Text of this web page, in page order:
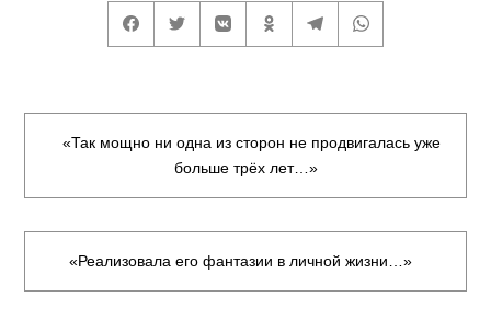
«Так мощно ни одна из сторон не продвигалась уже
больше трёх лет…»
«Реализовала его фантазии в личной жизни…»